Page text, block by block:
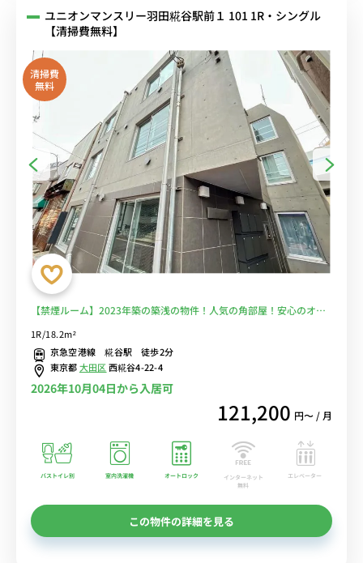
ユニオンマンスリー羽田糀谷駅前１ 101 1R・シングル
【清掃費無料】
清掃費
無料
【禁煙ルーム】2023年築の築浅の物件！人気の角部屋！安心のオー
トロック＆モニター付きインターフォン完備/便利な浴室乾燥機＆温
水洗浄便座付き/バストイレ別＆デスク・チェア＆たっぷり収納2ドア
冷蔵庫など生活家電のあるお部屋■選べるWi-Fi格安レンタル中！
1R/18.2m²
京急空港線 糀谷駅 徒歩2分
東京都大田区西糀谷4-22-4
2026年10月04日から入居可
121,200 円〜 / 月
バストイレ別 室内洗濯機 オートロック
インターネット
無料
エレベーター
この物件の詳細を見る